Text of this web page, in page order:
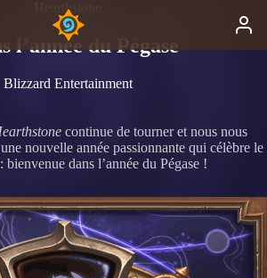
Hearthstone
l’année du Pégase
Blizzard Entertainment
continue de tourner et nous nous
nouvelle année passionnante qui célèbre le
bienvenue dans l’année du Pégase !